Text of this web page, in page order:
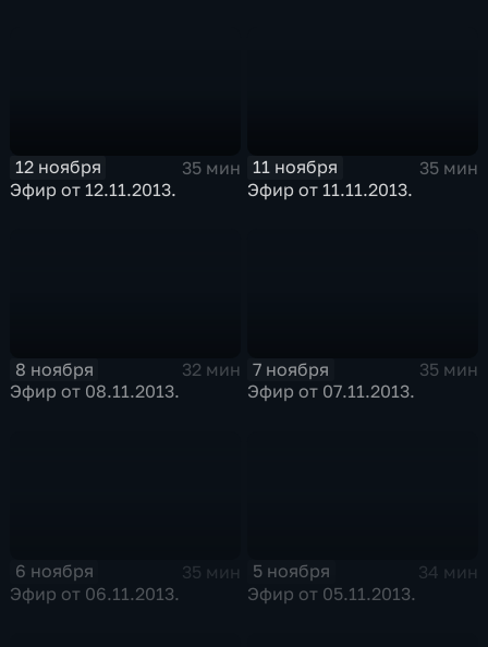
12 ноября
35 мин
Эфир от 12.11.2013.
11 ноября
35 мин
Эфир от 11.11.2013.
8 ноября
32 мин
Эфир от 08.11.2013.
7 ноября
35 мин
Эфир от 07.11.2013.
6 ноября
35 мин
Эфир от 06.11.2013.
5 ноября
34 мин
Эфир от 05.11.2013.